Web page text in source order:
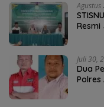
Agustus
Resmi
Juli 30,
Dua
Polres